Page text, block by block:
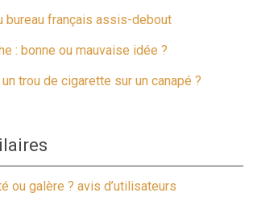
bureau français assis-debout
: bonne ou mauvaise idée ?
trou de cigarette sur un canapé ?
ou galère ? avis d’utilisateurs